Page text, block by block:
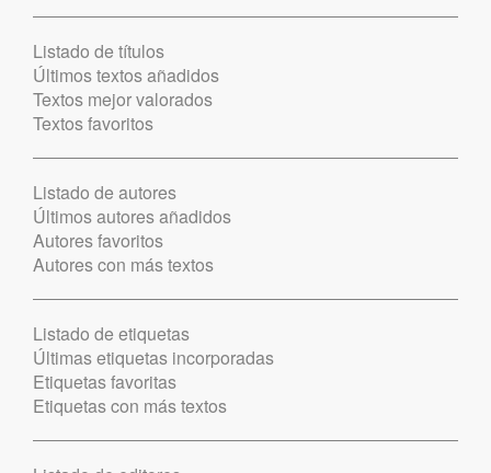
Listado de títulos
Últimos textos añadidos
Textos mejor valorados
Textos favoritos
Listado de autores
Últimos autores añadidos
Autores favoritos
Autores con más textos
Listado de etiquetas
Últimas etiquetas incorporadas
Etiquetas favoritas
Etiquetas con más textos